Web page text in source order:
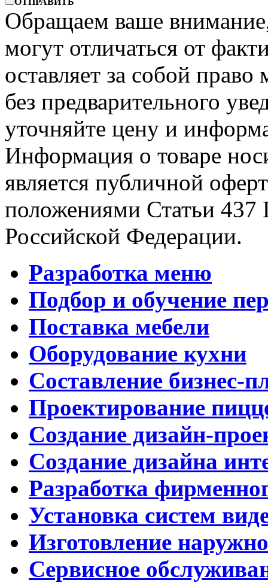
Обращаем ваше
могут отличаться от
оставляет за собой право
без предварительного
уточняйте цену и
Информация о товаре
является публичной
положениями Статьи 437
Российской Федерации.
Разработка меню
Подбор и обучение
Поставка мебели
Оборудование кухни
Составление бизнес-
Проектирование
Создание дизайн-
Создание дизайна
Разработка
Установка систем
Изготовление
Сервисное